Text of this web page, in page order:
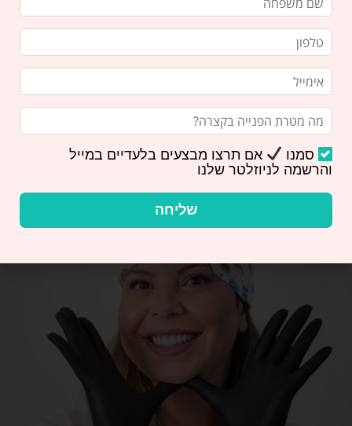
גשר מרילנד – פתרון אסתטי להשלמת
שן חסרה
מהו גשר מרילנד? ד"ר סטלה הייזלר מסבירה על
היתרונות, החסרונות והתהליך של השלמת שן
סמנו
אם תרצו מבצעים בלעדיים במייל
והרשמה לניוזלטר שלנו
שליחה